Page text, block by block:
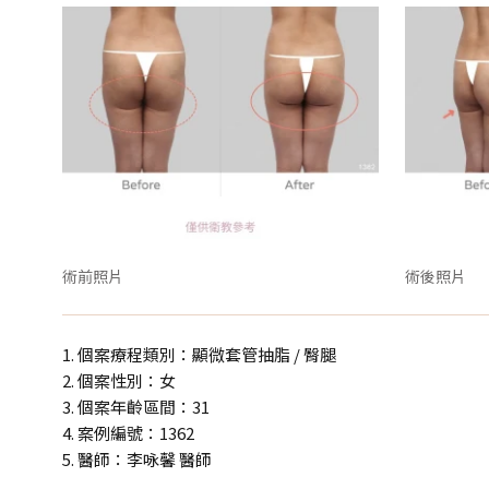
術前照片 術後照片
1. 個案療程類別：顯微套管抽脂 / 臀腿
2. 個案性別：女
3. 個案年齡區間：31
4. 案例編號：1362
5. 醫師：李咏馨 醫師